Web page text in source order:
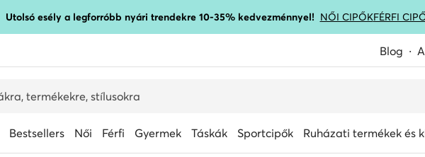
Utolsó esély a legforróbb nyári trendekre 10-35% kedvezménnyel! NŐI CIPŐKFÉRFI
Blog
Bestsellers Női Férfi Gyermek Táskák Sportcipők Ruházati termékek és